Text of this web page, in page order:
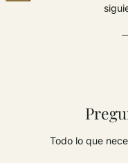
Todo lo que